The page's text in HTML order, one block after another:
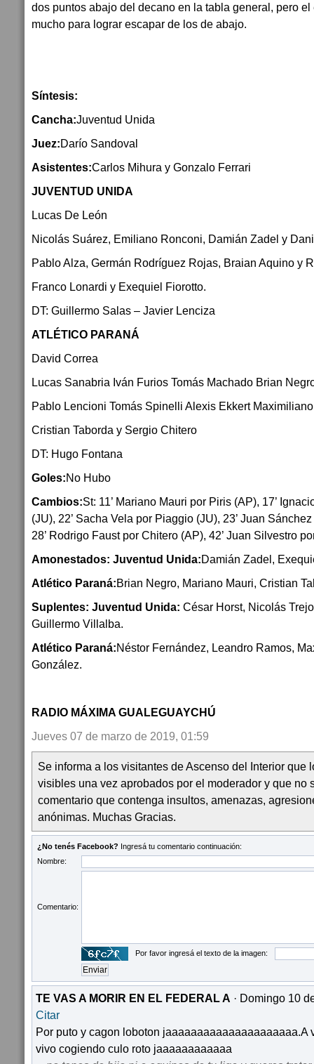
dos puntos abajo del decano en la tabla general, pero
mucho para lograr escapar de los de abajo.
Síntesis:
Cancha:Juventud Unida
Juez:Darío Sandoval
Asistentes:Carlos Mihura y Gonzalo Ferrari
JUVENTUD UNIDA
Lucas De León
Nicolás Suárez, Emiliano Ronconi, Damián Zadel y
Pablo Alza, Germán Rodríguez Rojas, Braian Aquino y
Franco Lonardi y Exequiel Fiorotto.
DT: Guillermo Salas – Javier Lenciza
ATLÉTICO PARANÁ
David Correa
Lucas Sanabria Iván Furios Tomás Machado Brian
Pablo Lencioni Tomás Spinelli Alexis Ekkert
Cristian Taborda y Sergio Chitero
DT: Hugo Fontana
Goles:No Hubo
Cambios:St: 11’ Mariano Mauri por Piris (AP), 17’
(JU), 22’ Sacha Vela por Piaggio (JU), 23’ Juan
28’ Rodrigo Faust por Chitero (AP), 42’ Juan Silvestro
Amonestados: Juventud Unida:Damián Zadel,
Atlético Paraná:Brian Negro, Mariano Mauri, Cristian
Suplentes: Juventud Unida: César Horst, Nicolás
Guillermo Villalba.
Atlético Paraná:Néstor Fernández, Leandro Ramos,
González.
RADIO MÁXIMA GUALEGUAYCHÚ
Jueves 07 de marzo de 2019, 01:59
Se informa a los visitantes de Ascenso del Interior que
visibles una vez aprobados por el moderador y que no
comentario que contenga insultos, amenazas,
anónimas. Muchas Gracias.
¿No tenés Facebook? Ingresá tu comentario continuación:
Nombre:
Comentario:
Por favor ingresá el texto de la imagen:
TE VAS A MORIR EN EL FEDERAL A · Domingo 10
Citar
Por puto y cagon loboton jaaaaaaaaaaaaaaaaaaaaa.A
vivo cogiendo culo roto jaaaaaaaaaaaa